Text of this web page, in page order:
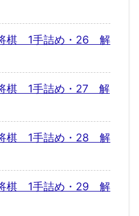
棋 1手詰め・26 解
棋 1手詰め・27 解
棋 1手詰め・28 解
棋 1手詰め・29 解